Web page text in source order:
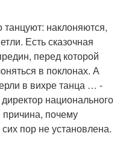
наклоняются,
Есть сказочная
перед которой
в поклонах. А
в вихре танца … -
национального
почему
пор не установлена.